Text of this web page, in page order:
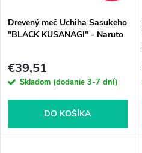
e
p
r
o
s
p
r
o
d
Drevený meč Uchiha Sasukeho
"BLACK KUSANAGI" - Naruto
€39,51
Skladom (dodanie 3-7 dní)
DO KOŠÍKA